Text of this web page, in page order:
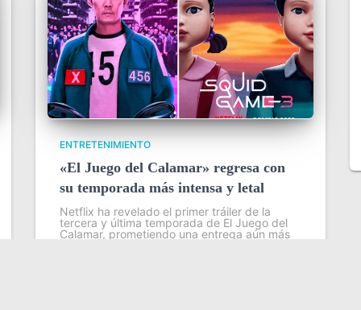
ENTRETENIMIENTO
«El Juego del Calamar» regresa con
su temporada más intensa y letal
Netflix ha revelado el primer tráiler de la
tercera y última temporada de El Juego del
Calamar, prometiendo una entrega aún más